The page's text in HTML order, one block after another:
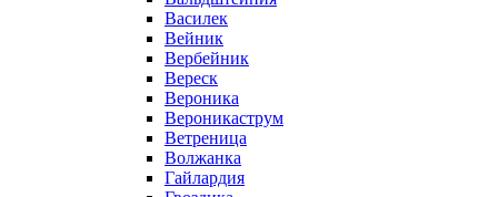
Василек
Вейник
Вербейник
Вереск
Вероника
Вероникаструм
Ветреница
Волжанка
Гайлардия